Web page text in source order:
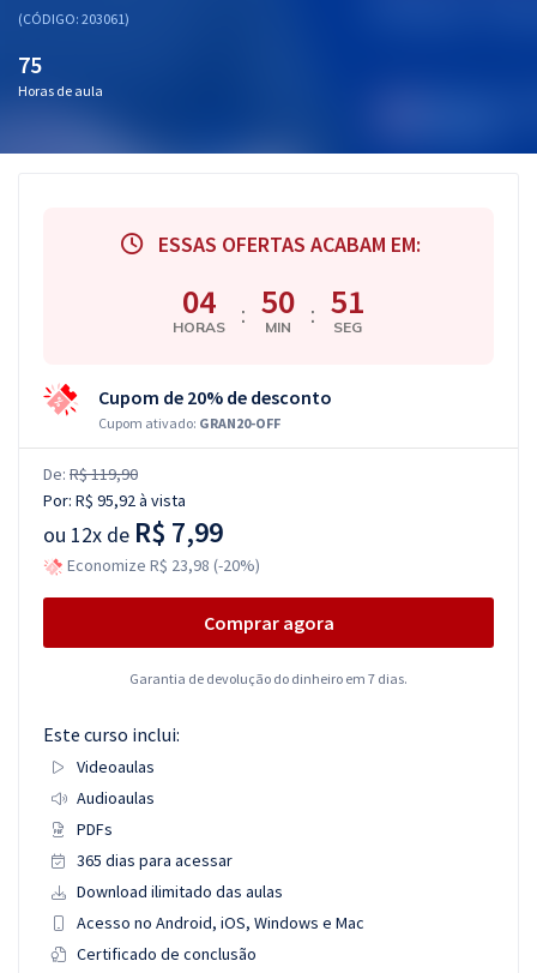
(CÓDIGO: 203061)
75
Horas de aula
ESSAS OFERTAS ACABAM EM:
04
HORAS : 50
MIN : 50
SEG
Cupom de 20% de desconto
Cupom ativado: GRAN20-OFF
De: R$ 119,90
Por: R$ 95,92à vista
ou 12x de R$ 7,99
Economize R$ 23,98 (-20%)
Comprar agora
Garantia de devolução do dinheiro em 7 dias.
Este curso inclui:
Videoaulas
Audioaulas
PDFs
365 dias para acessar
Download ilimitado das aulas
Acesso no Android, iOS, Windows e Mac
Certificado de conclusão